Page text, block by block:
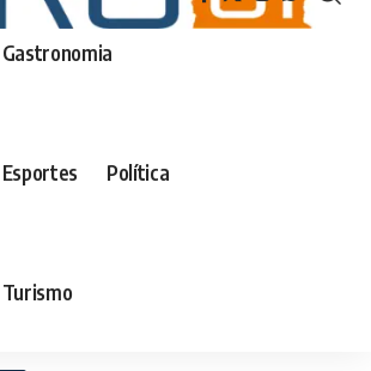
Gastronomia
Esportes Política
Turismo